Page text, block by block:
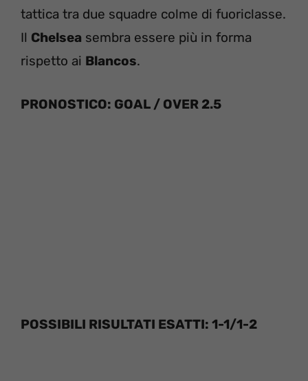
tattica tra due squadre colme di fuoriclasse.
Il Chelsea sembra essere più in forma
rispetto ai Blancos.
PRONOSTICO: GOAL / OVER 2.5
POSSIBILI RISULTATI ESATTI: 1-1/1-2